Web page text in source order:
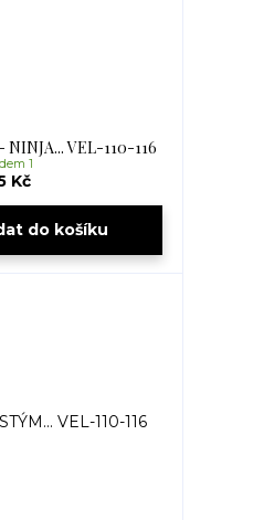
NINJA... VEL-110-116
Kč
1
do košíku